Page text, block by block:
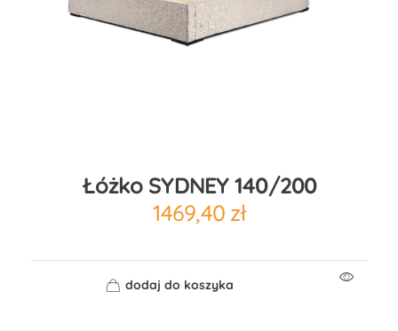
Łóżko SYDNEY 140/200
1469,40 zł
dodaj do koszyka